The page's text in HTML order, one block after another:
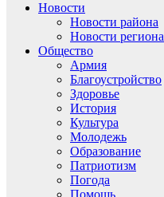
Новости
Новости района
Новости региона
Общество
Армия
Благоустройство
Здоровье
История
Культура
Молодежь
Образование
Патриотизм
Погода
Помощь